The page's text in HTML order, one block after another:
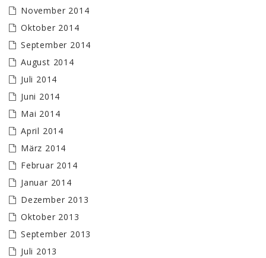
November 2014
Oktober 2014
September 2014
August 2014
Juli 2014
Juni 2014
Mai 2014
April 2014
März 2014
Februar 2014
Januar 2014
Dezember 2013
Oktober 2013
September 2013
Juli 2013